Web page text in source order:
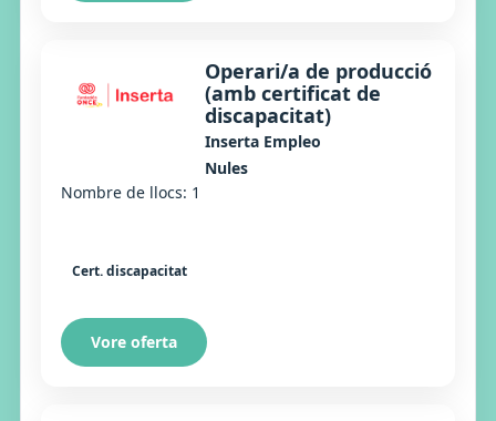
Operari/a de producció
(amb certificat de
discapacitat)
Inserta Empleo
Nules
Nombre de llocs: 1
Cert. discapacitat
Vore oferta